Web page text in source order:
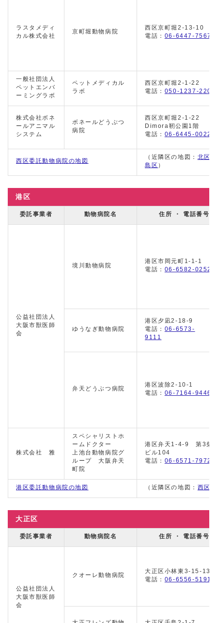
ラスタメディ
カル株式会社
京町堀動物病院
西区京町堀2-13-10
電話： 06-6447-7567
一般社団法人
ペットエンバ
ーミングラボ
ペットメディカル
ラボ
西区京町堀2-1-22
電話： 050-1237-2206
株式会社ボネ
ールアニマル
システム
ボネールどうぶつ
病院
西区京町堀2-1-22
Dimora靭公園1階
電話： 06-6445-0022
西区委託動物病院の地図
（近隣区の地図： 北区
島区 ）
港区
委託事業者 動物病院名 住所 ・ 電話番号
公益社団法人
大阪市獣医師
会
境川動物病院
港区市岡元町1-1-1
電話： 06-6582-0252
ゆうなぎ動物病院
港区夕凪2-18-9
電話： 06-6573-
9111
弁天どうぶつ病院
港区波除2-10-1
電話： 06-7164-9446
株式会社 雅
スペシャリストホ
ームドクター
上池台動物病院グ
ループ 大阪弁天
町院
港区弁天1-4-9 第3柴
ビル104
電話： 06-6571-7972
港区委託動物病院の地図 （近隣区の地図： 西区
大正区
委託事業者 動物病院名 住所 ・ 電話番号
公益社団法人
大阪市獣医師
会
クオーレ動物病院
大正区小林東3-15-13
電話： 06-6556-5191